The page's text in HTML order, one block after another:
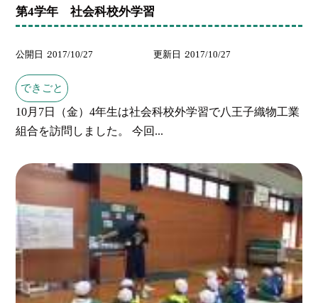
第4学年 社会科校外学習
公開日 2017/10/27 更新日 2017/10/27
できごと
10月7日（金）4年生は社会科校外学習で八王子織物工業
組合を訪問しました。 今回...